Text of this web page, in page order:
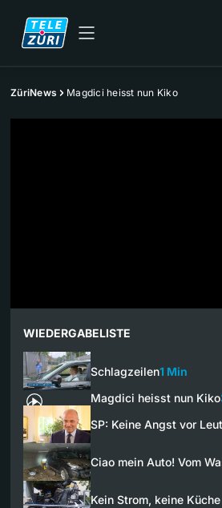
ZüriNews Magdici heisst nun Kiko
WIEDERGABELISTE
Schlagzeilen1 Min
Magdici heisst nun Kiko
SP: Keine Angst vor
Ciao mein Auto! Vom
Kein Strom, keine